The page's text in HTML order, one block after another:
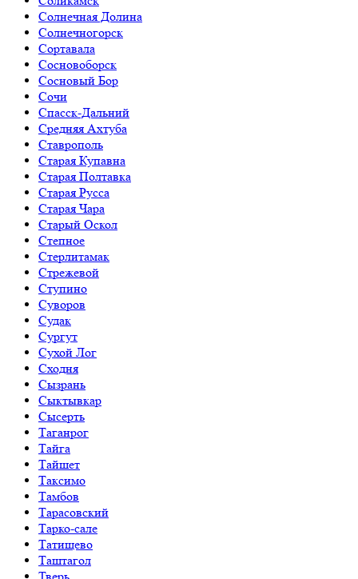
Солнечная Долина
Солнечногорск
Сортавала
Сосновоборск
Сосновый Бор
Сочи
Спасск-Дальний
Средняя Ахтуба
Ставрополь
Старая Купавна
Старая Полтавка
Старая Русса
Старая Чара
Старый Оскол
Степное
Стерлитамак
Стрежевой
Ступино
Суворов
Судак
Сургут
Сухой Лог
Сходня
Сызрань
Сыктывкар
Сысерть
Таганрог
Тайга
Тайшет
Таксимо
Тамбов
Тарасовский
Тарко-сале
Татищево
Таштагол